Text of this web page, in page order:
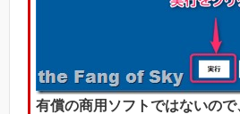
有償の商用ソフトではないの